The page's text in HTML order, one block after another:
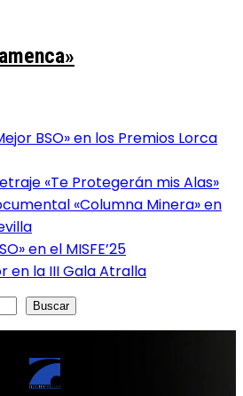
BSO» en los Premios Lorca
«Te Protegerán mis Alas»
«Columna Minera» en
en el MISFE’25
en la III Gala Atralla
Buscar